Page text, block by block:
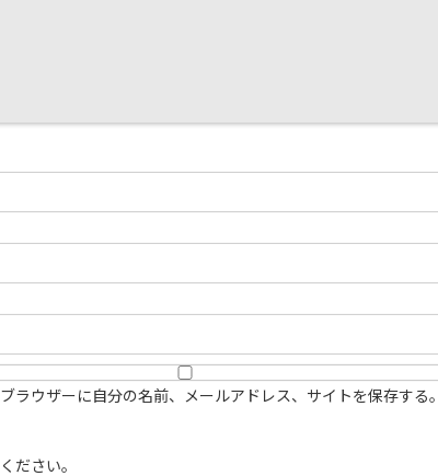
ラウザーに自分の名前、メールアドレス、サイトを保存する。
ださい。